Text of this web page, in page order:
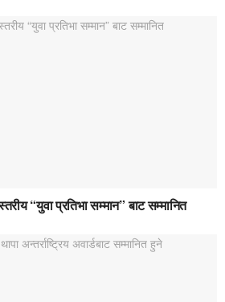
“युवा प्रतिभा सम्मान” बाट सम्मानित